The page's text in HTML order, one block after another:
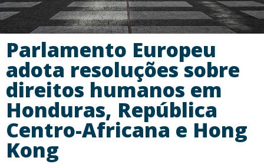
Parlamento Europeu
adota resoluções sobre
direitos humanos em
Honduras, República
Centro-Africana e Hong
Kong